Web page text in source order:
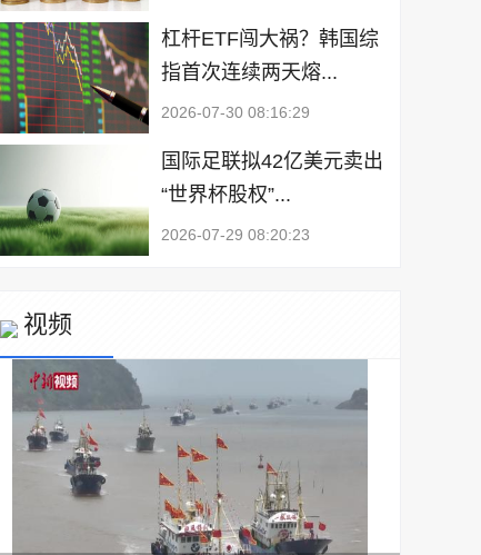
杠杆ETF闯大祸？韩国综
指首次连续两天熔...
2026-07-30 08:16:29
国际足联拟42亿美元卖出
“世界杯股权”...
2026-07-29 08:20:23
视频